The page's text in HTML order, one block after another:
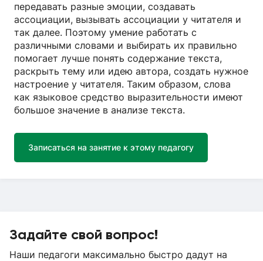
передавать разные эмоции, создавать
ассоциации, вызывать ассоциации у читателя и
так далее. Поэтому умение работать с
различными словами и выбирать их правильно
помогает лучше понять содержание текста,
раскрыть тему или идею автора, создать нужное
настроение у читателя. Таким образом, слова
как языковое средство выразительности имеют
большое значение в анализе текста.
Записаться на занятие к этому педагогу
Задайте свой вопрос!
Наши педагоги максимально быстро дадут на